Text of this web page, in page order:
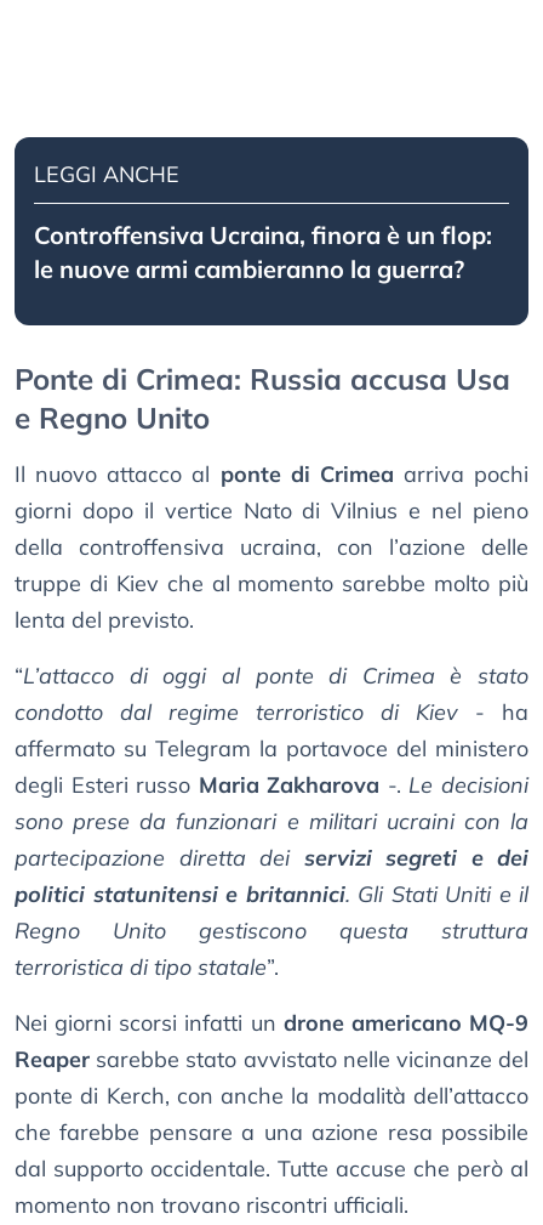
LEGGI ANCHE
Controffensiva Ucraina, finora è un flop:
le nuove armi cambieranno la guerra?
Ponte di Crimea: Russia accusa Usa
e Regno Unito
Il nuovo attacco al ponte di Crimea arriva pochi
giorni dopo il vertice Nato di Vilnius e nel pieno
della controffensiva ucraina, con l’azione delle
truppe di Kiev che al momento sarebbe molto più
lenta del previsto.
“L’attacco di oggi al ponte di Crimea è stato
condotto dal regime terroristico di Kiev - ha
affermato su Telegram la portavoce del ministero
degli Esteri russo Maria Zakharova -. Le decisioni
sono prese da funzionari e militari ucraini con la
partecipazione diretta dei servizi segreti e dei
politici statunitensi e britannici. Gli Stati Uniti e il
Regno Unito gestiscono questa struttura
terroristica di tipo statale”.
Nei giorni scorsi infatti un drone americano MQ-9
Reaper sarebbe stato avvistato nelle vicinanze del
ponte di Kerch, con anche la modalità dell’attacco
che farebbe pensare a una azione resa possibile
dal supporto occidentale. Tutte accuse che però al
momento non trovano riscontri ufficiali.